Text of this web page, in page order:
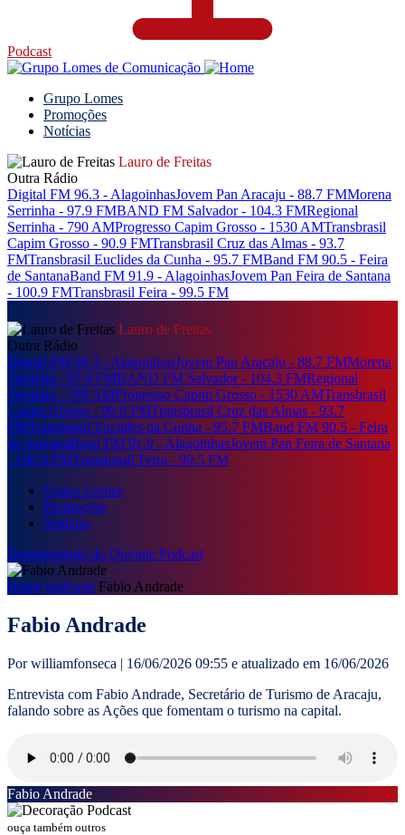
Podcast
Grupo Lomes
Promoções
Notícias
Lauro de Freitas
Outra Rádio
Digital FM 96.3 - AlagoinhasJovem Pan Aracaju - 88.7 FMMorena
Serrinha - 97.9 FMBAND FM Salvador - 104.3 FMRegional
Serrinha - 790 AMProgresso Capim Grosso - 1530 AMTransbrasil
Capim Grosso - 90.9 FMTransbrasil Cruz das Almas - 93.7
FMTransbrasil Euclides da Cunha - 95.7 FMBand FM 90.5 - Feira
de SantanaBand FM 91.9 - AlagoinhasJovem Pan Feira de Santana
- 100.9 FMTransbrasil Feira - 99.5 FM
Lauro de Freitas
Outra Rádio
Digital FM 96.3 - AlagoinhasJovem Pan Aracaju - 88.7 FMMorena
Serrinha - 97.9 FMBAND FM Salvador - 104.3 FMRegional
Serrinha - 790 AMProgresso Capim Grosso - 1530 AMTransbrasil
Capim Grosso - 90.9 FMTransbrasil Cruz das Almas - 93.7
FMTransbrasil Euclides da Cunha - 95.7 FMBand FM 90.5 - Feira
de SantanaBand FM 91.9 - AlagoinhasJovem Pan Feira de Santana
- 100.9 FMTransbrasil Feira - 99.5 FM
Grupo Lomes
Promoções
Notícias
Departamento do Ouvinte Podcast
Home podcasts Fabio Andrade
Fabio Andrade
Por williamfonseca | 16/06/2026 09:55 e atualizado em 16/06/2026
Entrevista com Fabio Andrade, Secretário de Turismo de Aracaju,
falando sobre as Ações que fomentam o turismo na capital.
Fabio Andrade
ouça também outros